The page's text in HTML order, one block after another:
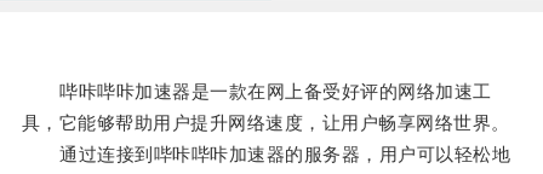
哔咔哔咔加速器是一款在网上备受好评的网络加速工
具，它能够帮助用户提升网络速度，让用户畅享网络世界。
通过连接到哔咔哔咔加速器的服务器，用户可以轻松地